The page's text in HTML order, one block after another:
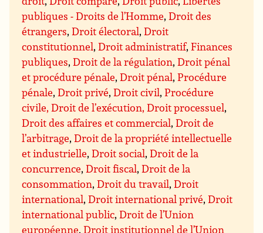
publiques - Droits de l’Homme,Droit des
étrangers,Droit électoral,Droit
constitutionnel,Droit administratif,Finances
publiques,Droit de la régulation,Droit pénal
et procédure pénale,Droit pénal,Procédure
pénale,Droit privé,Droit civil,Procédure
civile, Droit de l’exécution, Droit processuel,
Droit des affaires et commercial,Droit de
l’arbitrage,Droit de la propriété intellectuelle
et industrielle,Droit social,Droit de la
concurrence,Droit fiscal,Droit de la
consommation,Droit du travail,Droit
international,Droit international privé,Droit
international public,Droit de l’Union
européenne,Droit institutionnel de l’Union